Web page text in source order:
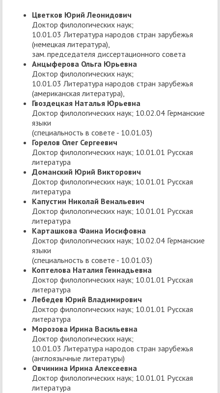
Цветков Юрий Леонидович
Доктор филологических наук;
10.01.03 Литература народов стран зарубежья
(немецкая литература),
зам. председателя диссертационного совета
Анцыферова Ольга Юрьевна
Доктор филологических наук;
10.01.03 Литература народов стран зарубежья
(американская литература),
Гвоздецкая Наталья Юрьевна
Доктор филологических наук; 10.02.04 Германские
языки
(специальность в совете - 10.01.03)
Горелов Олег Сергеевич
Доктор филологических наук; 10.01.01 Русская
литература
Доманский Юрий Викторович
Доктор филологических наук; 10.01.01 Русская
литература
Капустин Николай Венальевич
Доктор филологических наук; 10.01.01 Русская
литература
Карташкова Фаина Иосифовна
Доктор филологических наук; 10.02.04 Германские
языки
(специальность в совете - 10.01.03)
Коптелова Наталия Геннадьевна
Доктор филологических наук; 10.01.01 Русская
литература
Лебедев Юрий Владимирович
Доктор филологических наук; 10.01.01 Русская
литература
Морозова Ирина Васильевна
Доктор филологических наук;
10.01.03 Литература народов стран зарубежья
(англоязычные литературы)
Овчинина Ирина Алексеевна
Доктор филологических наук; 10.01.01 Русская
литература